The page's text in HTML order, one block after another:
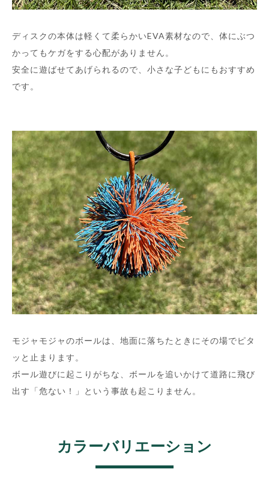
ディスクの本体は軽くて柔らかいEVA素材なので、体にぶつ
かってもケガをする心配がありません。
安全に遊ばせてあげられるので、小さな子どもにもおすすめ
です。
モジャモジャのボールは、地面に落ちたときにその場でピタ
ッと止まります。
ボール遊びに起こりがちな、ボールを追いかけて道路に飛び
出す「危ない！」という事故も起こりません。
カラーバリエーション